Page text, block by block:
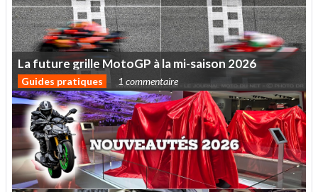
Lafuturegrille MotoGP àlami-saison 2026
Guides pratiques 1 commentaire